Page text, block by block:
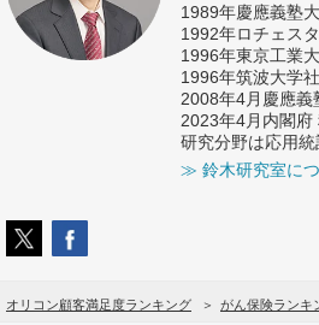
1989年慶應義塾
1992年ロチェス
1996年東京工業
1996年筑波大学
2008年4月慶應義
2023年4月内閣府
研究分野は応用統
≫ 鈴木研究室に
オリコン顧客満足度ランキング がん保険ランキ